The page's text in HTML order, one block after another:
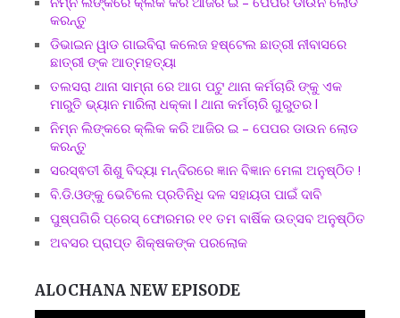
କରନ୍ତୁ
ଡିଭାଇନ ୱାଡ ଗାଇବିରା କଲେଜ ହଷ୍ଟେଲ ଛାତ୍ରୀ ନୀବାସରେ
ଛାତ୍ରୀ ଙ୍କ ଆତ୍ମହତ୍ୟା
ତଲସରା ଥାନା ସାମ୍ନା ରେ ଆଗ ପଟୁ ଥାନା କର୍ମଚାରି ଙ୍କୁ ଏକ
ମାରୁତି ଭ୍ୟାନ ମାରିଲା ଧକ୍କା l ଥାନା କର୍ମଚାରି ଗୁରୁତର l
ନିମ୍ନ ଲିଙ୍କରେ କ୍ଲିକ କରି ଆଜିର ଇ – ପେପର ଡାଉନ ଲୋଡ
କରନ୍ତୁ
ସରସ୍ଵତୀ ଶିଶୁ ବିଦ୍ୟା ମନ୍ଦିରରେ ଜ୍ଞାନ ବିଜ୍ଞାନ ମେଳା ଅନୁଷ୍ଠିତ !
ବି.ଡି.ଓଙ୍କୁ ଭେଟିଲେ ପ୍ରତିନିଧି ଦଳ ସହାୟତା ପାଇଁ ଦାବି
ପୁଷ୍ପଗିରି ପ୍ରେସ୍ ଫୋରମର ୧୧ ତମ ବାର୍ଷିକ ଉତ୍ସବ ଅନୁଷ୍ଠିତ
ଅବସର ପ୍ରାପ୍ତ ଶିକ୍ଷକଙ୍କ ପରଲୋକ
ALOCHANA NEW EPISODE